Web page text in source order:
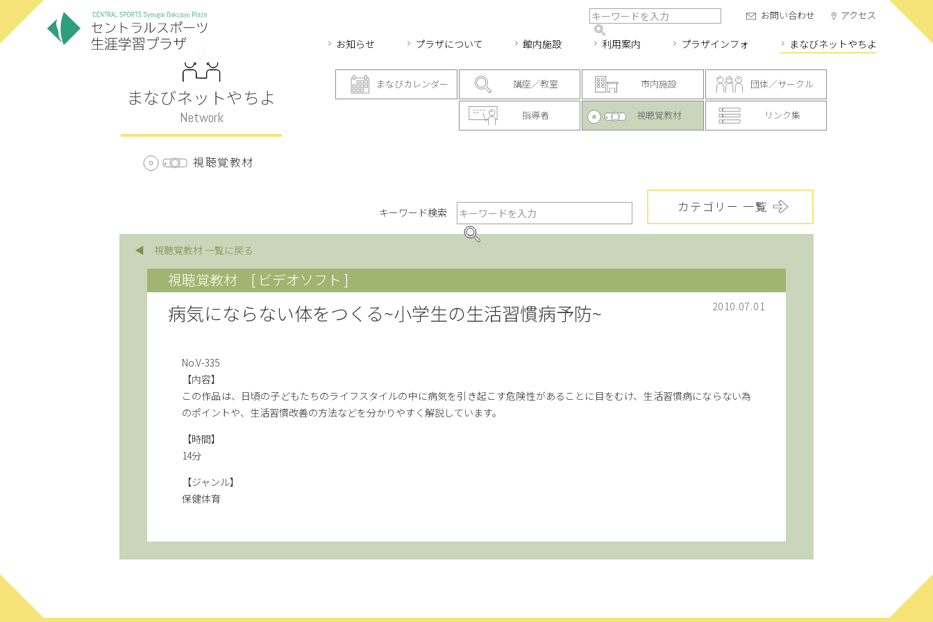
お知らせ プラザについて 館内施設 利用案内 プラザインフォ まなびネットやちよ
お問い合わせ アクセス
まなびネットやちよ
Network
視聴覚教材
まなびカレンダー 講座／教室 市内施設 団体／サークル
指導者 視聴覚教材 リンク集
キーワード検索 カテゴリー 一覧
◀ 視聴覚教材 一覧に戻る
視聴覚教材 [ ビデオソフト ]
2010.07.01
病気にならない体をつくる~小学生の生活習慣病予防~
No.V-335
【内容】
この作品は、日頃の子どもたちのライフスタイルの中に病気を引き起こす危険性があることに目をむけ、生活習慣病にならない為
のポイントや、生活習慣改善の方法などを分かりやすく解説しています。
【時間】
14分
【ジャンル】
保健体育